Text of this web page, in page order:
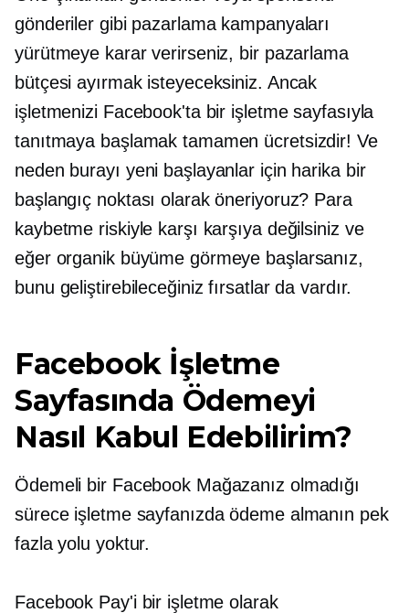
gönderiler gibi pazarlama kampanyaları
yürütmeye karar verirseniz, bir pazarlama
bütçesi ayırmak isteyeceksiniz. Ancak
işletmenizi Facebook'ta bir işletme sayfasıyla
tanıtmaya başlamak tamamen ücretsizdir! Ve
neden burayı yeni başlayanlar için harika bir
başlangıç ​​noktası olarak öneriyoruz? Para
kaybetme riskiyle karşı karşıya değilsiniz ve
eğer organik büyüme görmeye başlarsanız,
bunu geliştirebileceğiniz fırsatlar da vardır.
Facebook İşletme
Sayfasında Ödemeyi
Nasıl Kabul Edebilirim?
Ödemeli bir Facebook Mağazanız olmadığı
sürece işletme sayfanızda ödeme almanın pek
fazla yolu yoktur.
Facebook Pay'i bir işletme olarak